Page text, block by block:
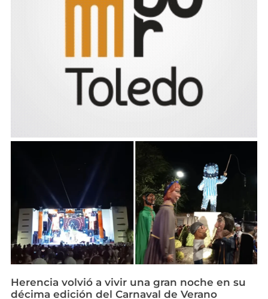
Herencia volvió a vivir una gran noche en su
décima edición del Carnaval de Verano